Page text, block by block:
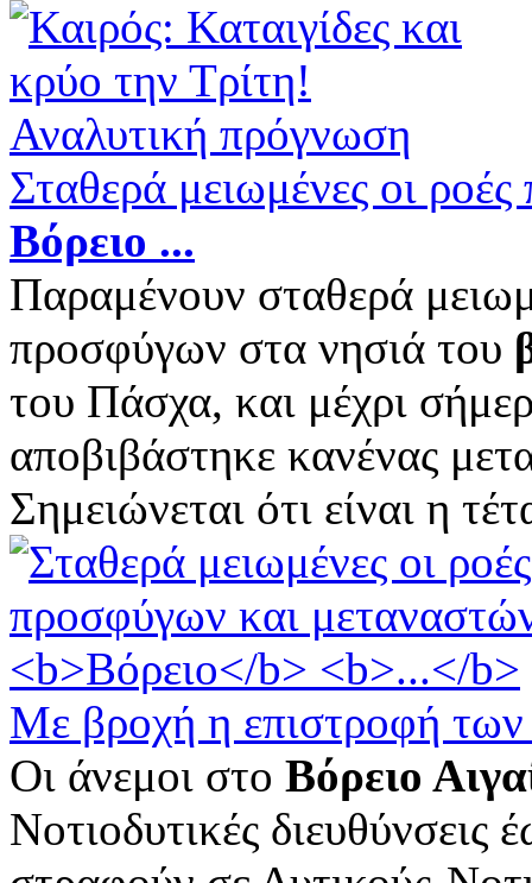
Σταθερά μειωμένες οι
Βόρειο ...
Παραμένουν σταθερά
προσφύγων στα νησιά του
του Πάσχα, και μέχρι
αποβιβάστηκε κανένας
Σημειώνεται ότι είναι η
Με βροχή η επιστροφή
Οι άνεμοι στο Βόρειο
Νοτιοδυτικές